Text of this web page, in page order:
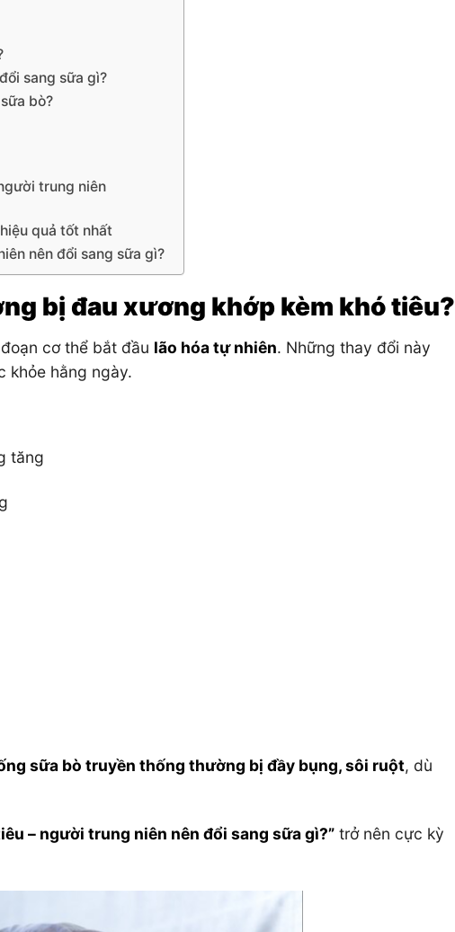
sang sữa gì?
bò?
trung niên
quả tốt nhất
nên đổi sang sữa gì?
bị đau xương khớp kèm khó tiêu?
cơ thể bắt đầu lão hóa tự nhiên. Những thay đổi này
khỏe hằng ngày.
tăng
sữa bò truyền thống thường bị đầy bụng, sôi ruột, dù
– người trung niên nên đổi sang sữa gì?” trở nên cực kỳ